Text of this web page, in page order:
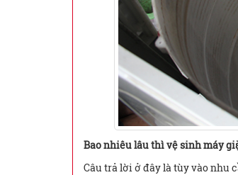
Bao nhiêu lâu thì vệ sinh máy
Câu trả lời ở đây là tùy vào nhu